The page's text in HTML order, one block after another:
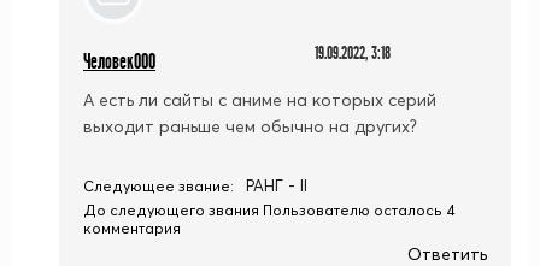
Человек000 19.09.2022, 3:18
А есть ли сайты с аниме на которых серий
выходит раньше чем обычно на других?
Следующее звание: РАНГ - II
До следующего звания Пользователю осталось 4
комментария
Ответить